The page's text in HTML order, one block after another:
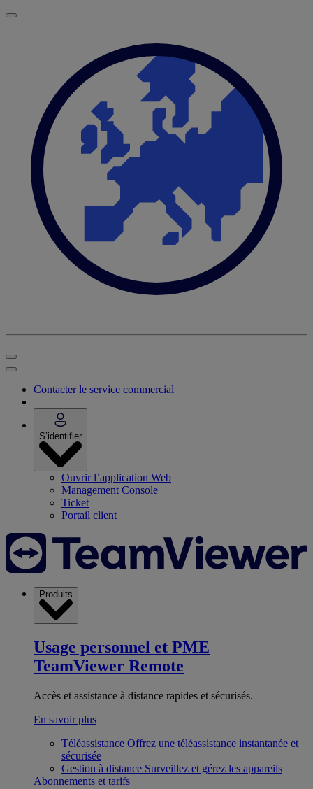
Contacter le service commercial
S’identifier
Ouvrir l’application Web
Management Console
Ticket
Portail client
Produits
Usage personnel et PME
TeamViewer Remote
Accès et assistance à distance rapides et sécurisés.
En savoir plus
Téléassistance Offrez une téléassistance instantanée et
sécurisée
Gestion à distance Surveillez et gérez les appareils
Abonnements et tarifs